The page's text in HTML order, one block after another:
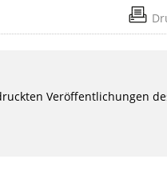
Veröffentlichungen